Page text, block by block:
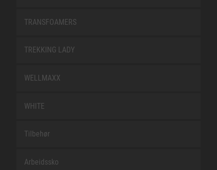
TRANSFOAMERS
TREKKING LADY
WELLMAXX
WHITE
Tilbehør
Arbeidssko